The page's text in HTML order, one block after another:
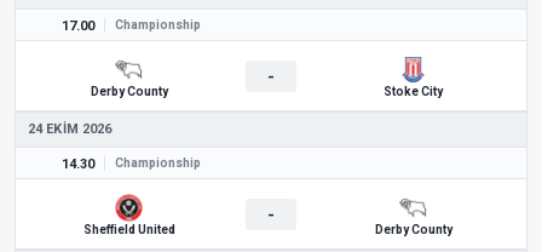
17.00 Championship
Derby County
-
Stoke City
24 EKIM 2026
14.30 Championship
Sheffield United
-
Derby County